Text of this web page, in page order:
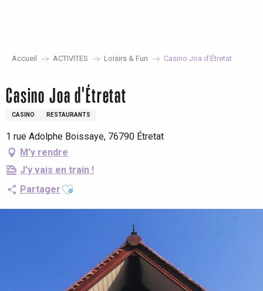
Accueil ACTIVITES Loisirs & Fun Casino Joa d'Étretat
Casino Joa d'Étretat
CASINO RESTAURANTS
1 rue Adolphe Boissaye, 76790 Étretat
M'y rendre
J'y vais en train !
Partager Ajouter aux favoris